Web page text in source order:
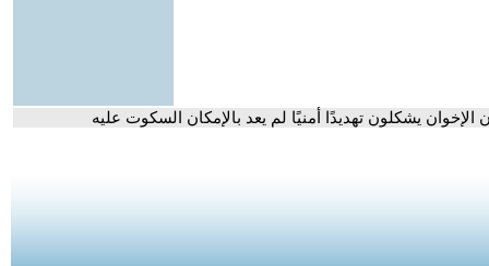
يشكلون تهديدًا أمنيًا لم يعد بالإمكان السكوت عليه